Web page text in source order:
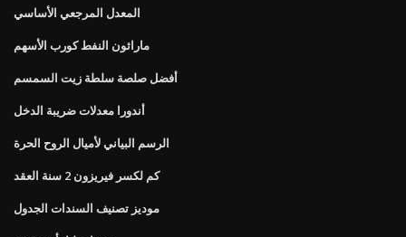
المعدل المرجعي الأساسي
ماراثون النفط كورب الأسهم
أفضل صلصة سلطة زيت السمسم
أندورا معدلات ضريبة الدخل
الرسم البياني لأميال الروح الحرة
كم لكسر فيريزون 2 سنة العقد
موديز تصنيف السندات الجدول